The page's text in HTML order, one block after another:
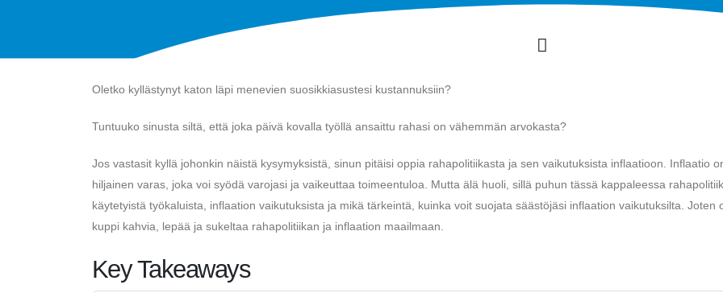
Oletko kyllästynyt katon läpi menevien suosikkiasustesi kustannuksiin?
Tuntuuko sinusta siltä, ​​että joka päivä kovalla työllä ansaittu rahasi on vähemmän arvokasta?
Jos vastasit kyllä ​​johonkin näistä kysymyksistä, sinun pitäisi oppia rahapolitiikasta ja sen vaikutuksista inflaatioon. Inflaatio
hiljainen varas, joka voi syödä varojasi ja vaikeuttaa toimeentuloa. Mutta älä huoli, sillä puhun tässä kappaleessa
käytetyistä työkaluista, inflaation vaikutuksista ja mikä tärkeintä, kuinka voit suojata säästöjäsi inflaation vaikutuksilta. Joten
kuppi kahvia, lepää ja sukeltaa rahapolitiikan ja inflaation maailmaan.
Key Takeaways